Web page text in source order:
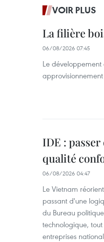
VOIR PLUS
La filière
06/08/2026 07:45
Le
IDE :
qualité
06/08/2026 04:47
Le Vietnam
passant d'une
du Bureau
technologique, tout
entreprises